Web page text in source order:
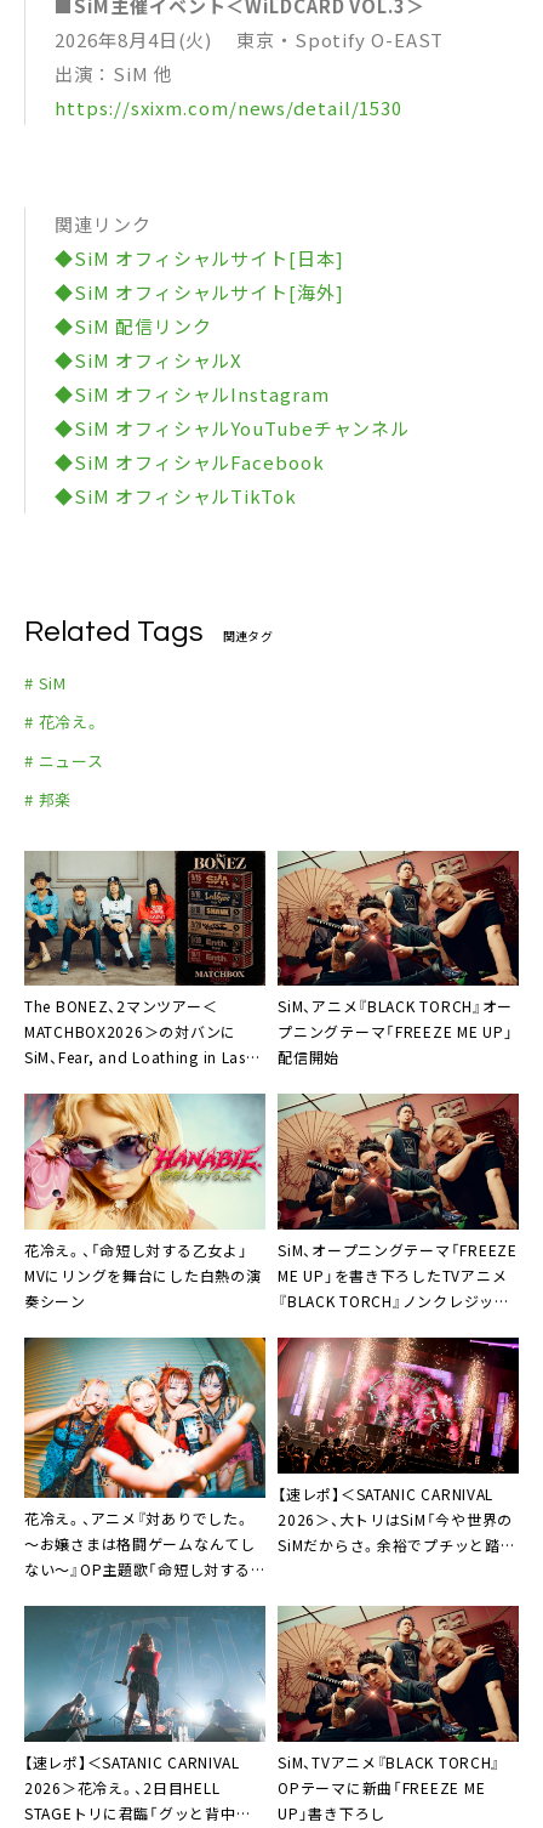
2026年8月4日(火) 東京・Spotify O-EAST
出演：SiM 他
https://sxixm.com/news/detail/1530
関連リンク
◆SiM オフィシャルサイト[日本]
◆SiM オフィシャルサイト[海外]
◆SiM 配信リンク
◆SiM オフィシャルX
◆SiM オフィシャルInstagram
◆SiM オフィシャルYouTubeチャンネル
◆SiM オフィシャルFacebook
◆SiM オフィシャルTikTok
Related Tags 関連タグ
# SiM
# 花冷え。
# ニュース
# 邦楽
The BONEZ、2マンツアー＜
MATCHBOX2026＞の対バンに
SiM、Fear, and Loathing in Las
SiM、アニメ『BLACK TORCH』オー
プニングテーマ「FREEZE ME UP」
配信開始
花冷え。、「命短し対する乙女よ」
MVにリングを舞台にした白熱の演
奏シーン
SiM、オープニングテーマ「FREEZE
ME UP」を書き下ろしたTVアニメ
『BLACK TORCH』ノンクレジット
花冷え。、アニメ『対ありでした。
～お嬢さまは格闘ゲームなんてし
ない～』OP主題歌「命短し対する
る前代未聞のツアー開催実施も
【速レポ】＜SATANIC CARNIVAL
2026＞、大トリはSiM「今や世界の
SiMだからさ。余裕でプチッと踏み
【速レポ】＜SATANIC CARNIVAL
2026＞花冷え。、2日目HELL
STAGEトリに君臨「グッと背中を
SiM、TVアニメ『BLACK TORCH』
OPテーマに新曲「FREEZE ME
UP」書き下ろし